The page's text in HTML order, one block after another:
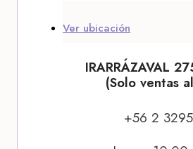
Ver ubicación
IRARRÁZAVAL
(Solo ventas
+56 2